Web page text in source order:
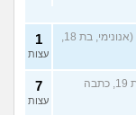
(אנונימי, בת 18,
1
עצות
(אנונימי, בת 19, כתבה
7
עצות